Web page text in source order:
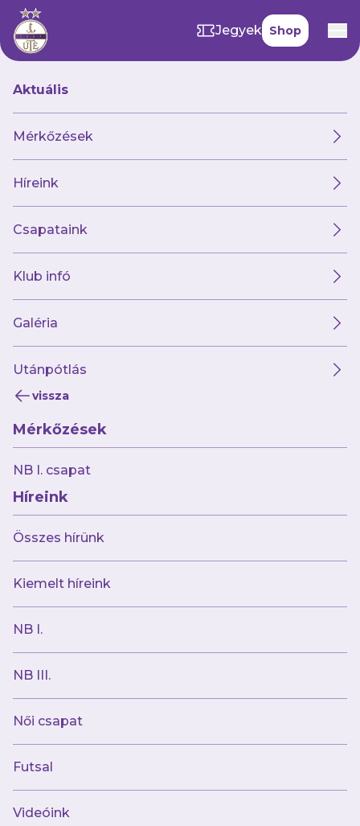
Jegyek Shop
Aktuális
Mérkőzések
Híreink
Csapataink
Klub infó
Galéria
Utánpótlás
vissza
Mérkőzések
NB I. csapat
Híreink
Összes hírünk
Kiemelt híreink
NB I.
NB III.
Női csapat
Futsal
Videóink